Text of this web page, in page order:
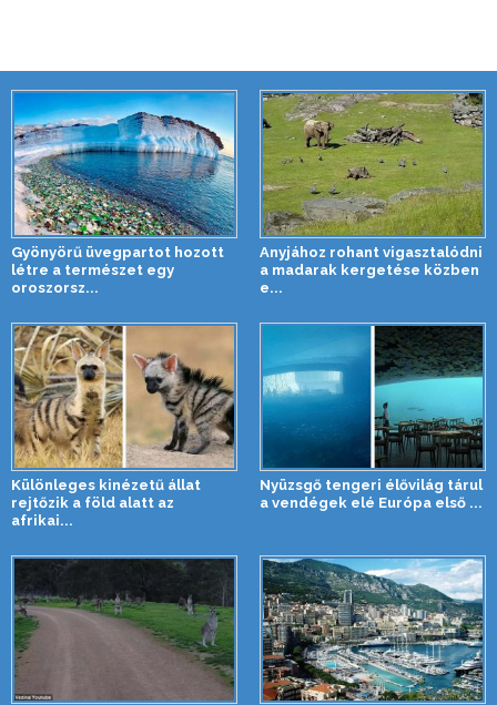
Gyönyörű üvegpartot hozott
létre a természet egy
oroszorsz...
Anyjához rohant vigasztalódni
a madarak kergetése közben
e...
Különleges kinézetű állat
rejtőzik a föld alatt az
afrikai...
Nyüzsgő tengeri élővilág tárul
a vendégek elé Európa első ...